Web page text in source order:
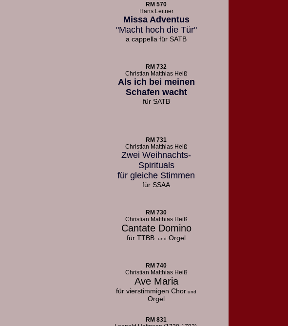
RM 570
Hans Leitner
Missa Adventus
"Macht hoch die Tür"
a cappella für SATB
RM 732
Christian Matthias Heiß
Als ich bei meinen
Schafen wacht
für SATB
RM 731
Christian Matthias Heiß
Zwei Weihnachts-
Spirituals
für gleiche Stimmen
für SSAA
RM 730
Christian Matthias Heiß
Cantate Domino
für TTBB und Orgel
RM 740
Christian Matthias Heiß
Ave Maria
für vierstimmigen Chor und
Orgel
RM 831